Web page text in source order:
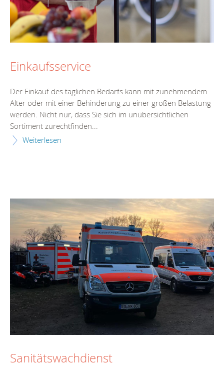
Einkaufsservice
Der Einkauf des täglichen Bedarfs kann mit zunehmendem
Alter oder mit einer Behinderung zu einer großen Belastung
werden. Nicht nur, dass Sie sich im unübersichtlichen
Sortiment zurechtfinden...
Weiterlesen
Sanitätswachdienst